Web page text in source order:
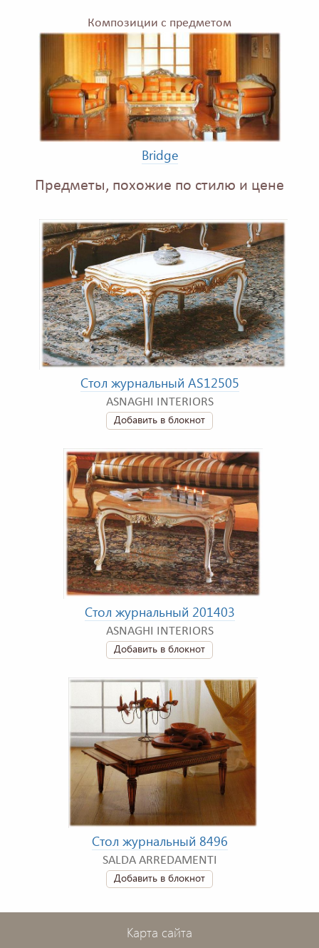
Композиции с предметом
Bridge
Предметы, похожие по стилю и цене
Стол журнальный AS12505
ASNAGHI INTERIORS
Добавить в блокнот
Стол журнальный 201403
ASNAGHI INTERIORS
Добавить в блокнот
Стол журнальный 8496
SALDA ARREDAMENTI
Добавить в блокнот
Карта сайта